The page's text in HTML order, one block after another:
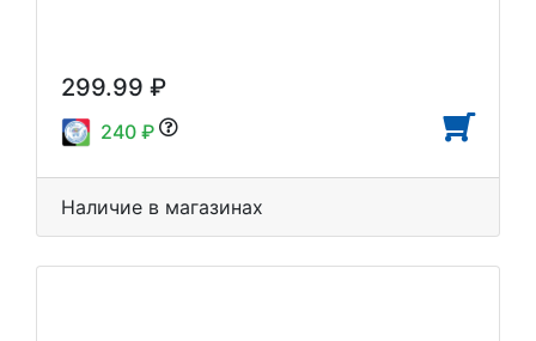
299.99 ₽
240 ₽
Наличие в магазинах